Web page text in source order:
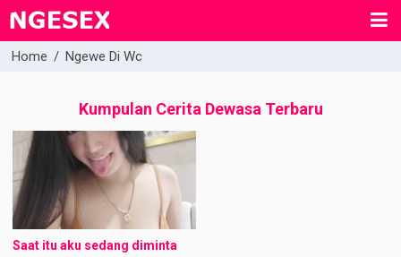
Home / Ngewe Di Wc
Kumpulan Cerita Dewasa Terbaru
Saat itu aku sedang diminta